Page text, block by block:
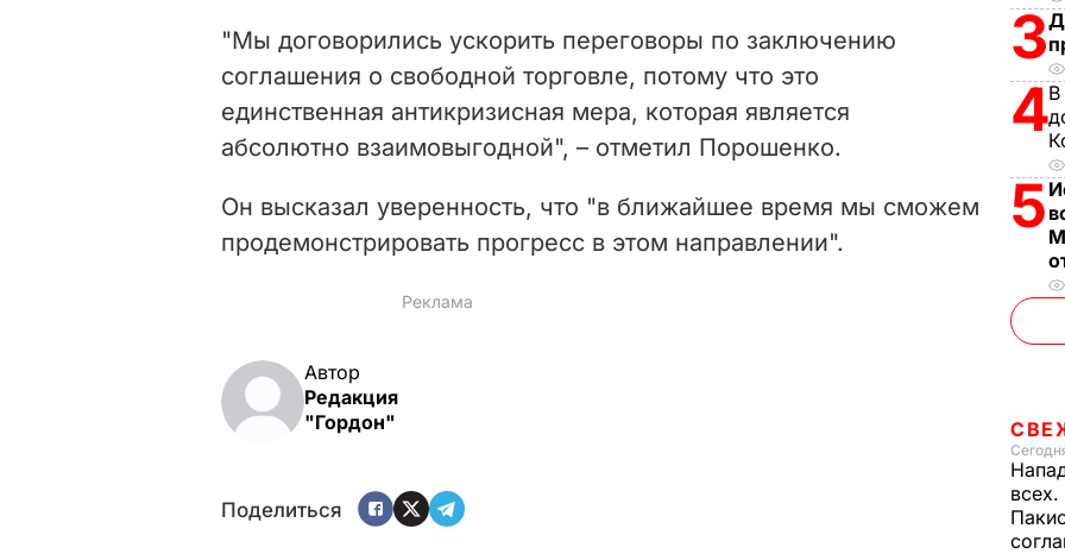
o
"Мы договорились ускорить переговоры по заключению
соглашения о свободной торговле, потому что это
единственная антикризисная мера, которая является
абсолютно взаимовыгодной", – отметил Порошенко.
Он высказал уверенность, что "в ближайшее время мы сможем
продемонстрировать прогресс в этом направлении".
Автор
Редакция
"Гордон"
Поделиться
3
4В
5